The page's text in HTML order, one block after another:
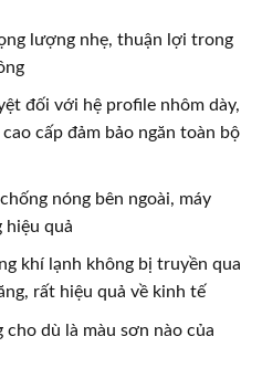
lượng nhẹ, thuận lợi trong
đối với hệ profile nhôm dày,
cấp đảm bảo ngăn toàn bộ
nóng bên ngoài, máy
hiệu quả
khí lạnh không bị truyền qua
rất hiệu quả về kinh tế
dù là màu sơn nào của